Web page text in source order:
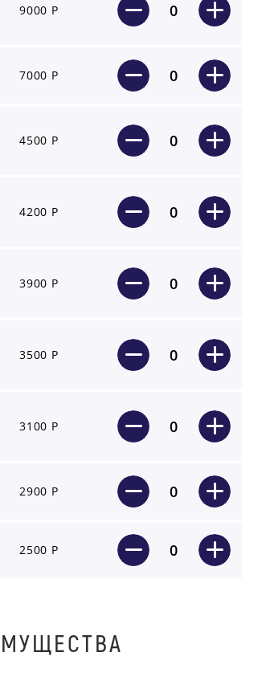
9000 Р 0
7000 Р 0
4500 Р 0
4200 Р 0
3900 Р 0
3500 Р 0
3100 Р 0
2900 Р 0
2500 Р 0